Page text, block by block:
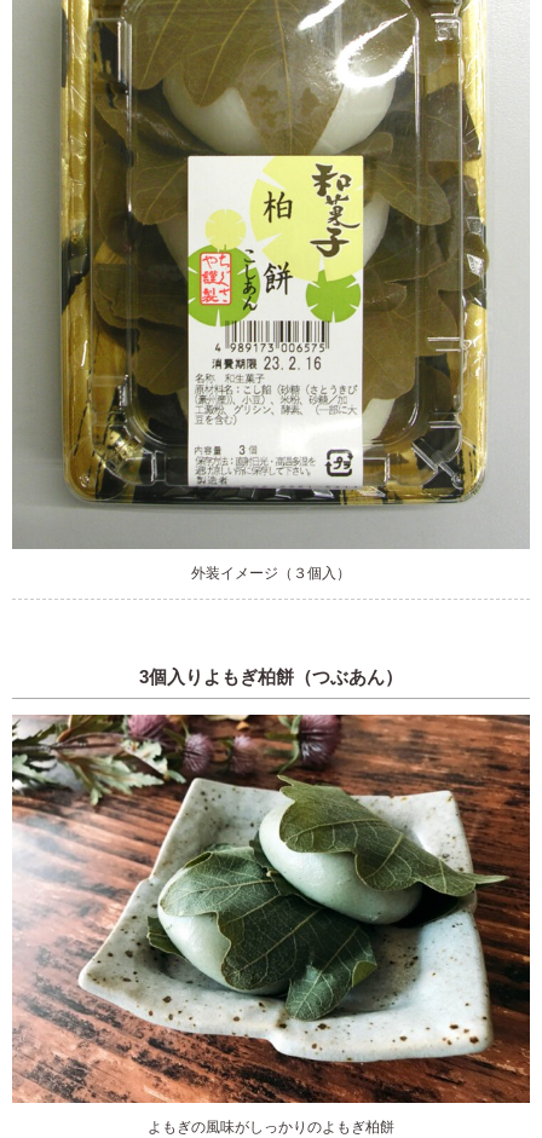
外装イメージ（３個入）
3個入りよもぎ柏餅（つぶあん）
よもぎの風味がしっかりのよもぎ柏餅